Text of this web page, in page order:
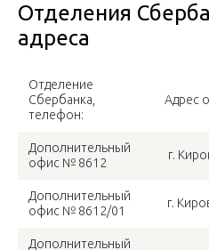
Отделения
адреса
Отделение
Сбербанка,
телефон:
Адрес
Дополнительный
офис № 8612
г.
Дополнительный
офис № 8612/01
г.
Дополнительный